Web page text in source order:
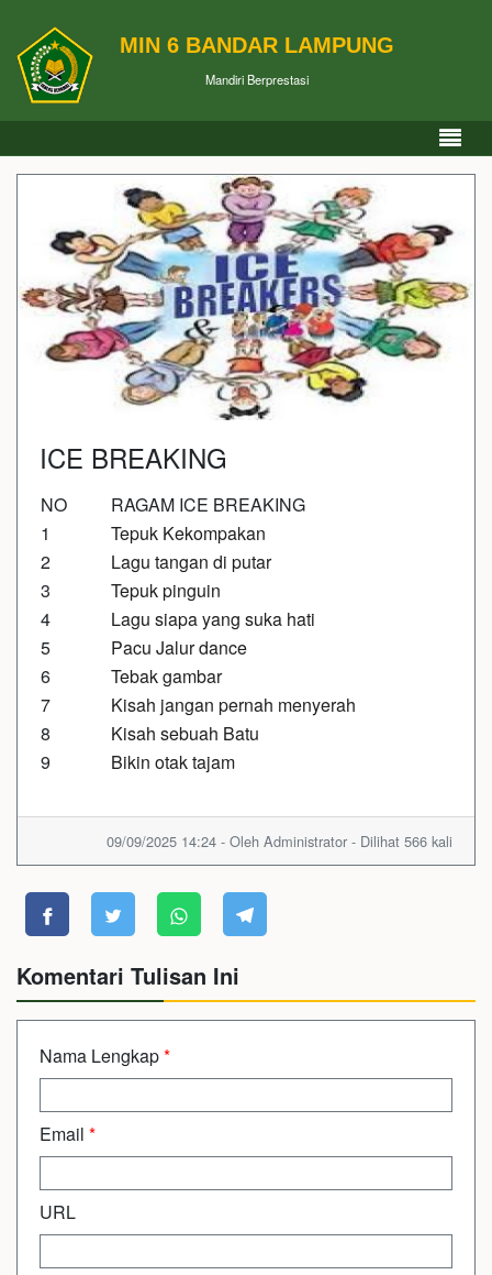
MIN 6 BANDAR LAMPUNG
Mandiri Berprestasi
ICE BREAKING
NO
RAGAM ICE BREAKING
1
Tepuk Kekompakan
2
Lagu tangan di putar
3
Tepuk pinguin
4
Lagu siapa yang suka hati
5
Pacu Jalur dance
6
Tebak gambar
7
Kisah jangan pernah menyerah
8
Kisah sebuah Batu
9
Bikin otak tajam
09/09/2025 14:24 - Oleh Administrator - Dilihat 566 kali
Komentari Tulisan Ini
Nama Lengkap*
Email *
URL